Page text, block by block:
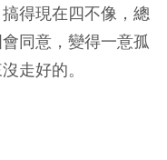
得現在四不像，總
同意，變得一意孤
走好的。